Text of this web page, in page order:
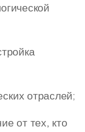
отраслей;
от тех, кто